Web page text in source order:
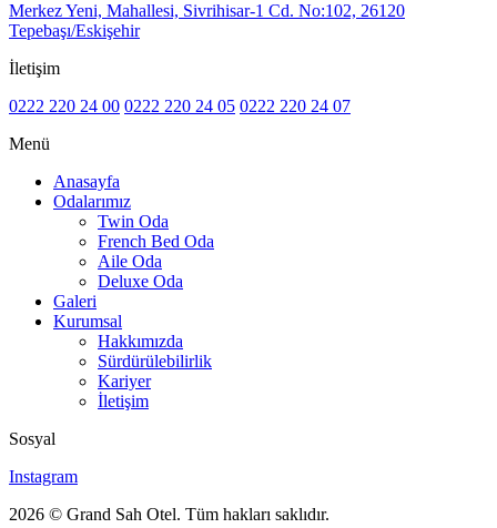
Merkez Yeni, Mahallesi, Sivrihisar-1 Cd. No:102, 26120
Tepebaşı/Eskişehir
İletişim
0222 220 24 00 0222 220 24 05 0222 220 24 07
Menü
Anasayfa
Odalarımız
Twin Oda
French Bed Oda
Aile Oda
Deluxe Oda
Galeri
Kurumsal
Hakkımızda
Sürdürülebilirlik
Kariyer
İletişim
Sosyal
Instagram
2026 © Grand Sah Otel. Tüm hakları saklıdır.